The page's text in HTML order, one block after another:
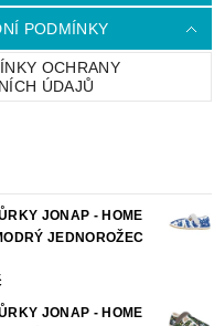
PODMÍNKY
OCHRANY
ÚDAJŮ
JONAP - HOME
JEDNOROŽEC
JONAP - HOME